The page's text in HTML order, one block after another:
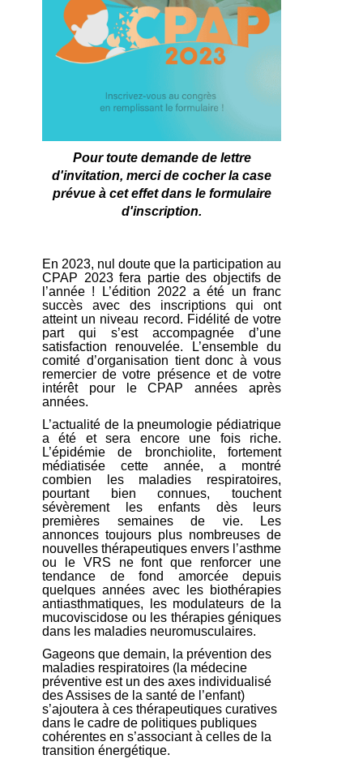
Pour toute demande de lettre
d'invitation, merci de cocher la case
prévue à cet effet dans le formulaire
d'inscription.
En 2023, nul doute que la participation au
CPAP 2023 fera partie des objectifs de
l’année ! L’édition 2022 a été un franc
succès avec des inscriptions qui ont
atteint un niveau record. Fidélité de votre
part qui s’est accompagnée d’une
satisfaction renouvelée. L’ensemble du
comité d’organisation tient donc à vous
remercier de votre présence et de votre
intérêt pour le CPAP années après
années.
L’actualité de la pneumologie pédiatrique
a été et sera encore une fois riche.
L’épidémie de bronchiolite, fortement
médiatisée cette année, a montré
combien les maladies respiratoires,
pourtant bien connues, touchent
sévèrement les enfants dès leurs
premières semaines de vie. Les
annonces toujours plus nombreuses de
nouvelles thérapeutiques envers l’asthme
ou le VRS ne font que renforcer une
tendance de fond amorcée depuis
quelques années avec les biothérapies
antiasthmatiques, les modulateurs de la
mucoviscidose ou les thérapies géniques
dans les maladies neuromusculaires.
Gageons que demain, la prévention des
maladies respiratoires (la médecine
préventive est un des axes individualisé
des Assises de la santé de l’enfant)
s’ajoutera à ces thérapeutiques curatives
dans le cadre de politiques publiques
cohérentes en s’associant à celles de la
transition énergétique.